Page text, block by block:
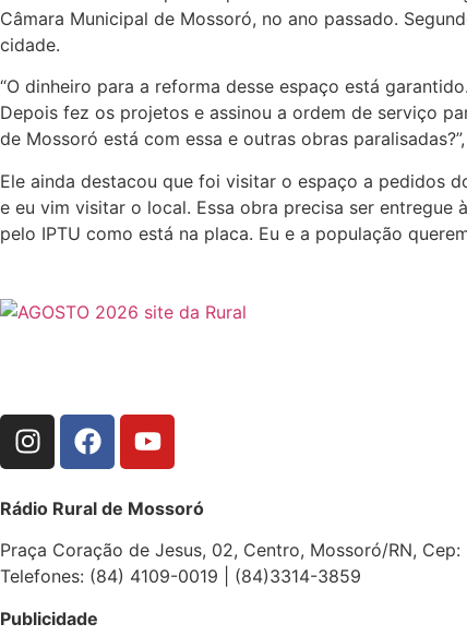
Câmara Municipal de Mossoró, no ano passado.
cidade.
“O dinheiro para a reforma desse espaço está
Depois fez os projetos e assinou a ordem de serviço
de Mossoró está com essa e outras obras
Ele ainda destacou que foi visitar o espaço a pedidos
e eu vim visitar o local. Essa obra precisa ser
pelo IPTU como está na placa. Eu e a população
Rádio Rural de Mossoró
Praça Coração de Jesus, 02, Centro, Mossoró/RN,
Telefones: (84) 4109-0019 | (84)3314-3859
Publicidade